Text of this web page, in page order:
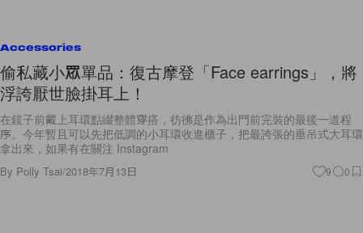
Accessories
偷私藏小眾單品：復古摩登「Face earrings」，將
浮誇厭世臉掛耳上！
在鏡子前戴上耳環點綴整體穿搭，彷彿是作為出門前完裝的最後一道程
序。今年暫且可以先把低調的小耳環收進櫃子，把最誇張的垂吊式大耳環
拿出來，如果有在關注 Instagram
By Polly Tsai/2018年7月13日 9 0